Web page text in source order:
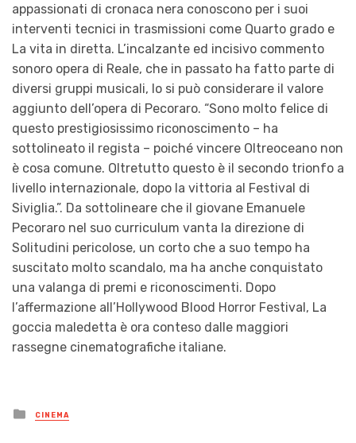
appassionati di cronaca nera conoscono per i suoi
interventi tecnici in trasmissioni come Quarto grado e
La vita in diretta. L’incalzante ed incisivo commento
sonoro opera di Reale, che in passato ha fatto parte di
diversi gruppi musicali, lo si può considerare il valore
aggiunto dell’opera di Pecoraro. “Sono molto felice di
questo prestigiosissimo riconoscimento – ha
sottolineato il regista – poiché vincere Oltreoceano non
è cosa comune. Oltretutto questo è il secondo trionfo a
livello internazionale, dopo la vittoria al Festival di
Siviglia.”. Da sottolineare che il giovane Emanuele
Pecoraro nel suo curriculum vanta la direzione di
Solitudini pericolose, un corto che a suo tempo ha
suscitato molto scandalo, ma ha anche conquistato
una valanga di premi e riconoscimenti. Dopo
l’affermazione all’Hollywood Blood Horror Festival, La
goccia maledetta è ora conteso dalle maggiori
rassegne cinematografiche italiane.
Posted
in
CINEMA